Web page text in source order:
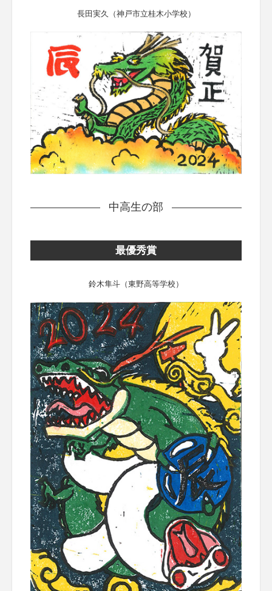
長田実久（神戸市立桂木小学校）
中高生の部
最優秀賞
鈴木隼斗（東野高等学校）